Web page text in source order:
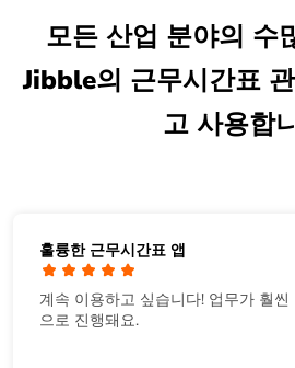
모든 산업 분야의 수
Jibble의 근무시간표
고 사용합
훌륭한 근무시간표 앱
계속 이용하고 싶습니다! 업무가 훨
으로 진행돼요.